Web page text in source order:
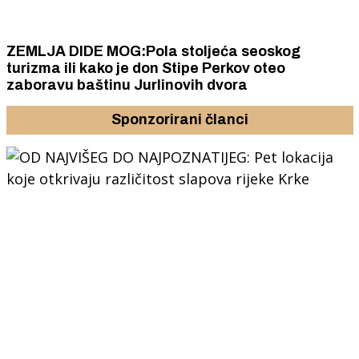
ZEMLJA DIDE MOG:Pola stoljeća seoskog
turizma ili kako je don Stipe Perkov oteo
zaboravu baštinu Jurlinovih dvora
Sponzorirani članci